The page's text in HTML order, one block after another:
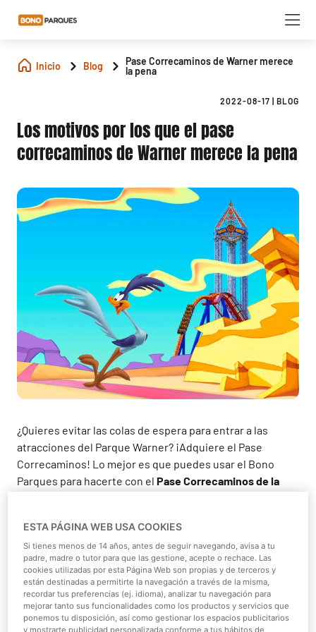
Inicio Blog
Pase Correcaminos de Warner merece
la pena
2022-08-17 BLOG
Los motivos por los que el pase
correcaminos de Warner merece la pena
¿Quieres evitar las colas de espera para entrar a las
atracciones del Parque Warner? ¡Adquiere el Pase
Correcaminos! Lo mejor es que puedes usar el Bono
Parques para hacerte con el Pase Correcaminos de la
Pase Correcaminos de Warner
con Bono Parques y sus
beneficios
ElPase Correcaminos es perfecto para reducir los
tiemposde espera en tus atracciones preferidas del
ESTA PÁGINA WEB USA COOKIES
Si tienes menos de 14 años, antes de seguir navegando, avisa a tu
padre, madre o tutor para que las gestione, acepte o rechace. Las
cookies utilizadas por esta Página Web son propias y de terceros y
están destinadas a permitirte la navegación a través de la misma,
recordar tus preferencias (ej. idioma), analizar tu navegación para
mejorar tanto sus funcionalidades como los productos y servicios que
ponemos tu disposición, así como gestionar los espacios publicitarios
y mostrarte publicidad personalizada conforme a tus hábitos de